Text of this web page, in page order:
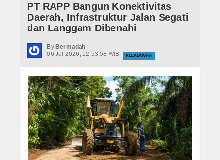
Nasional
Internasional
Hukrim
Politik
Berita Foto
Budaya & Pariwisata
Ekbis
PT RAPP Bangun Konektivitas
Daerah, Infrastruktur Jalan Segati
dan Langgam Dibenahi
By Bermadah
06 Jul 2026, 12:53:58 WIB
PELALAWAN